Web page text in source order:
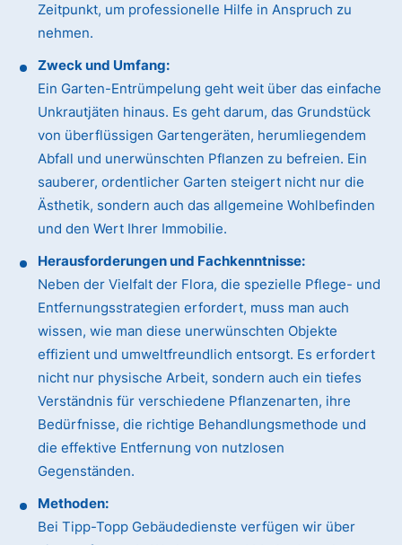
Zeitpunkt, um professionelle Hilfe in Anspruch zu
nehmen.
Zweck und Umfang:
Ein Garten-Entrümpelung geht weit über das einfache
Unkrautjäten hinaus. Es geht darum, das Grundstück
von überflüssigen Gartengeräten, herumliegendem
Abfall und unerwünschten Pflanzen zu befreien. Ein
sauberer, ordentlicher Garten steigert nicht nur die
Ästhetik, sondern auch das allgemeine Wohlbefinden
und den Wert Ihrer Immobilie.
Herausforderungen und Fachkenntnisse:
Neben der Vielfalt der Flora, die spezielle Pflege- und
Entfernungsstrategien erfordert, muss man auch
wissen, wie man diese unerwünschten Objekte
effizient und umweltfreundlich entsorgt. Es erfordert
nicht nur physische Arbeit, sondern auch ein tiefes
Verständnis für verschiedene Pflanzenarten, ihre
Bedürfnisse, die richtige Behandlungsmethode und
die effektive Entfernung von nutzlosen
Gegenständen.
Methoden:
Bei Tipp-Topp Gebäudedienste verfügen wir über